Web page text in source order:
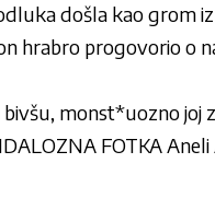
došla kao grom
hrabro progovorio o
bivšu, monst*uozno joj
FOTKA Aneli